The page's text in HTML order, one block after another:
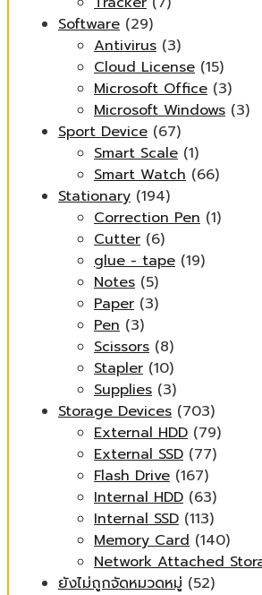
Software (29)
Antivirus (3)
Cloud License (15)
Microsoft Office (3)
Microsoft Windows (3)
Sport Device (67)
Smart Scale (1)
Smart Watch (66)
Stationary (194)
Correction Pen (1)
Cutter (6)
glue - tape (19)
Notes (5)
Paper (3)
Pen (3)
Scissors (8)
Stapler (10)
Supplies (3)
Storage Devices (703)
External HDD (79)
External SSD (77)
Flash Drive (167)
Internal HDD (63)
Internal SSD (113)
Memory Card (140)
Network Attached
ยังไม่ถูกจัดหมวดหมู่ (52)